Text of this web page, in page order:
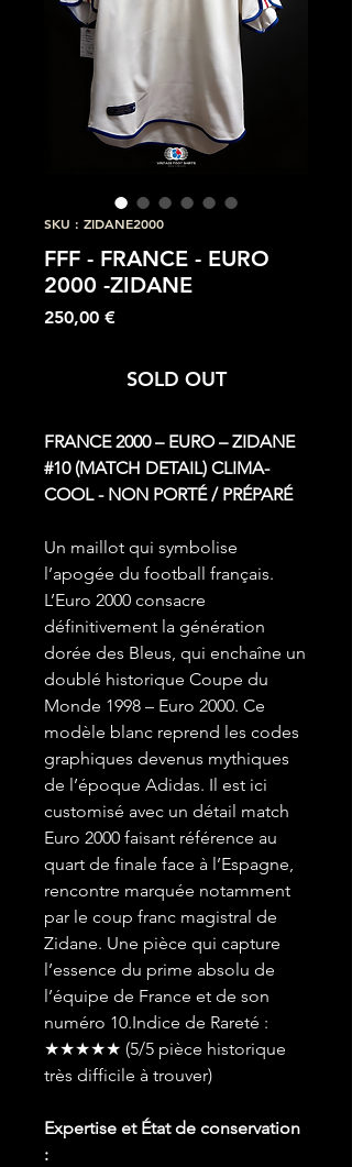
SKU : ZIDANE2000
FFF - FRANCE - EURO
2000 -ZIDANE
250,00 €Prix
SOLD OUT
FRANCE 2000 – EURO – ZIDANE
#10 (MATCH DETAIL) CLIMA-
COOL - NON PORTÉ / PRÉPARÉ
Un maillot qui symbolise
l’apogée du football français.
L’Euro 2000 consacre
définitivement la génération
dorée des Bleus, qui enchaîne un
doublé historique Coupe du
Monde 1998 – Euro 2000. Ce
modèle blanc reprend les codes
graphiques devenus mythiques
de l’époque Adidas. Il est ici
customisé avec un détail match
Euro 2000 faisant référence au
quart de finale face à l’Espagne,
rencontre marquée notamment
par le coup franc magistral de
Zidane. Une pièce qui capture
l’essence du prime absolu de
l’équipe de France et de son
numéro 10.Indice de Rareté :
★★★★★ (5/5 pièce historique
très difficile à trouver)
Expertise et État de conservation
: